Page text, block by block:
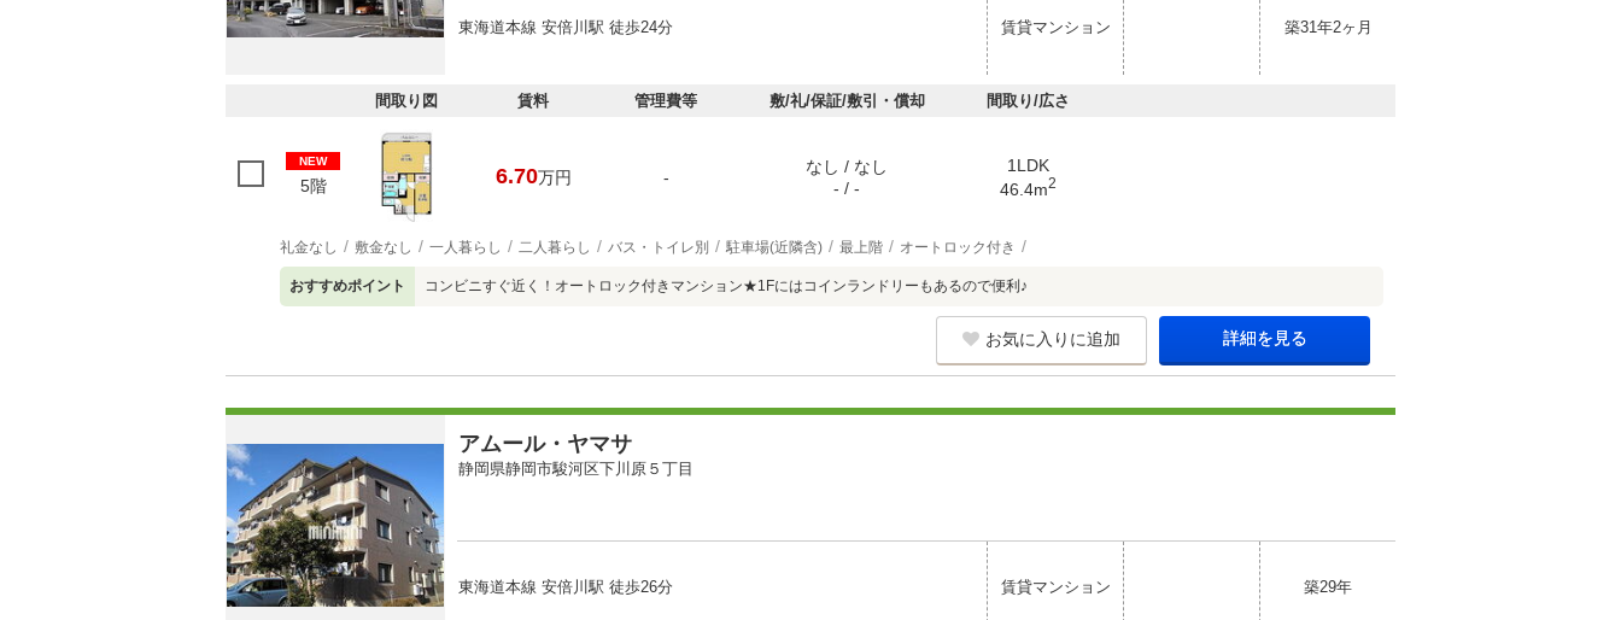
東海道本線 安倍川駅 徒歩24分 賃貸マンション 築31年2ヶ月
間取り図 賃料 管理費等 敷/礼/保証/敷引・償却 間取り/広さ
NEW
5階 6.70万円 -
なし / なし
- / -
1LDK
46.4m2
礼金なし 敷金なし 一人暮らし 二人暮らし バス・トイレ別 駐車場(近隣含) 最上階 オートロック付き
おすすめポイント コンビニすぐ近く！オートロック付きマンション★1Fにはコインランドリーもあるので便利♪
お気に入りに追加 詳細を見る
アムール・ヤマサ
静岡県静岡市駿河区下川原５丁目
東海道本線 安倍川駅 徒歩26分 賃貸マンション 築29年